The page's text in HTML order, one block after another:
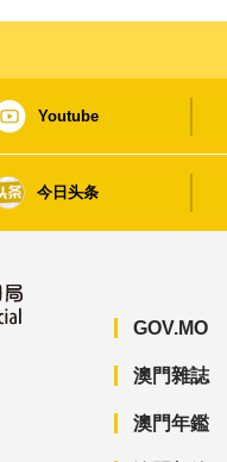
Youtube
今日头条
GOV.MO
澳門雜誌
澳門年鑑